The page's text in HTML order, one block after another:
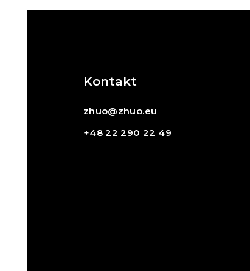
Kontakt
zhuo@zhuo.eu
+48 22 290 22 49